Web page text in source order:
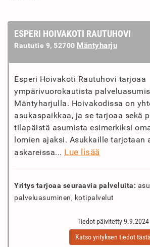
ESPERI HOIVAKOTI RAUTUHOVI
Raututie 9, 52700 Mäntyharju
Esperi Hoivakoti Rautuhovi tarjoaa
ympärivuorokautista
Mäntyharjulla. Hoivakodissa on
asukaspaikkaa, ja se tarjoaa sekä
tilapäistä asumista esimerkiksi
lomien ajaksi. Asukkaille tarjotaan
askareissa... Lue lisää
Yritys tarjoaa seuraavia palveluita:
palveluasuminen, kotipalvelut
Tiedot päivitetty 9.9.2024
Katso yrityksen tiedot tästä